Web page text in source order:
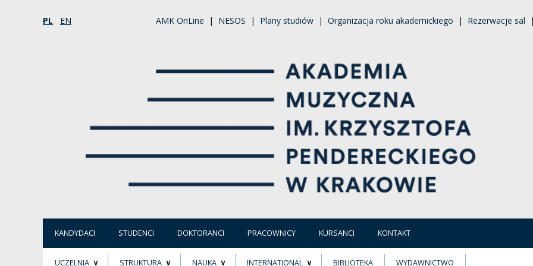
PL EN AMK OnLine | NESOS | Plany studiów | Organizacja roku akademickiego | Rezerwacje sal
KANDYDACI STUDENCI DOKTORANCI PRACOWNICY KURSANCI KONTAKT
UCZELNIA STRUKTURA NAUKA INTERNATIONAL BIBLIOTEKA WYDAWNICTWO